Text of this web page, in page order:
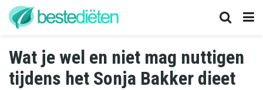
Wat je wel en niet mag nuttigen
tijdens het Sonja Bakker dieet